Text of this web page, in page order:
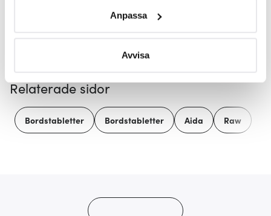
Ta reda på mer om hur dina personliga uppgifter
Du kan ändra eller dra tillbaka ditt samtycke när som
Vi använder cookies för att innehållet och annonserna
ska anpassas efter det som vi tror att du tycker om. Det
gör också att vi kan analysera vår trafik och göra
Anpassa
Avvisa
Låt dig inspireras av våra kunder
Relaterade sidor
Bordstabletter Bordstabletter Aida Raw